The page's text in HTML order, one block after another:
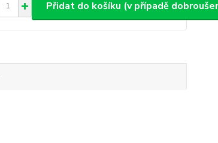
Přidat do košíku (v případě